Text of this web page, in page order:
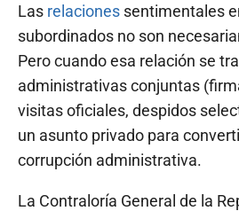
Las relaciones sentimentales
subordinados no son
Pero cuando esa relación se
administrativas conjuntas
visitas oficiales, despidos
un asunto privado para
corrupción administrativa.
La Contraloría General de la